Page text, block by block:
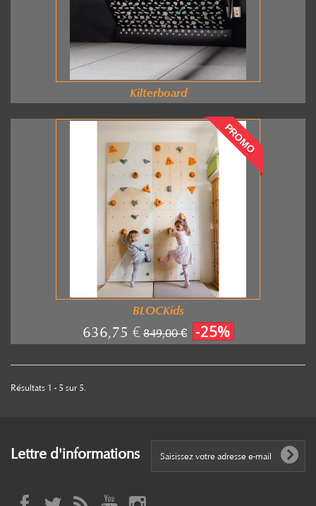
Kilterboard
PROMO
BLOCKids
636,75 €849,00 € -25%
Résultats 1 - 5 sur 5.
Lettre d'informations